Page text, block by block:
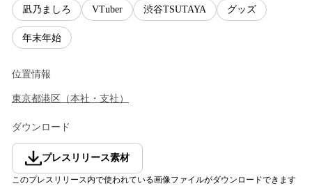
凪乃ましろ VTuber 渋谷TSUTAYA グッズ
年末年始
位置情報
東京都港区 （本社・支社 ）
ダウンロード
プレスリリース素材
このプレスリリース内で使われている画像ファイルがダウンロードできます